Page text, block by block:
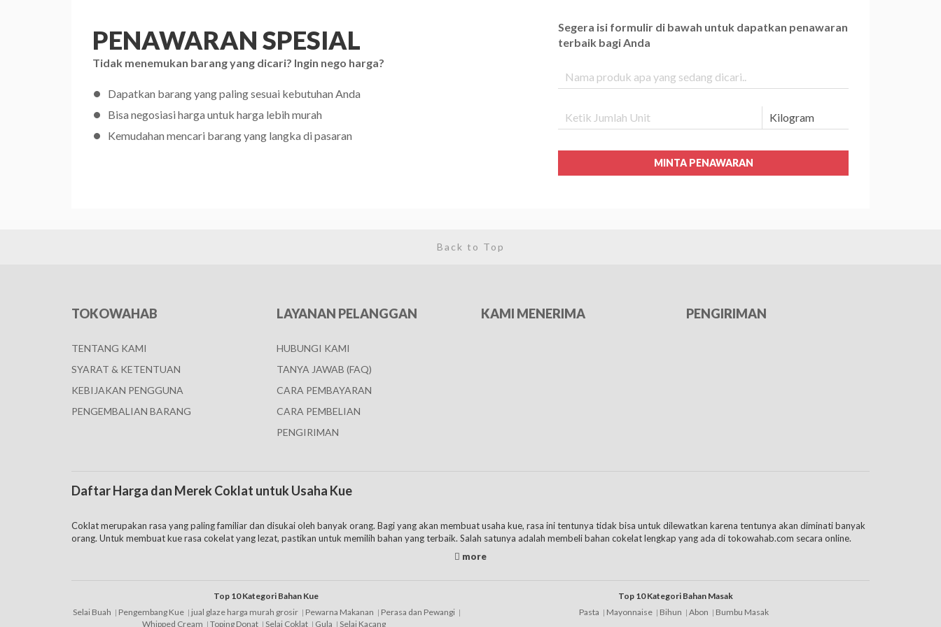
PENAWARAN SPESIAL
Tidak menemukan barang yang dicari? Ingin nego harga?
Dapatkan barang yang paling sesuai kebutuhan Anda
Bisa negosiasi harga untuk harga lebih murah
Kemudahan mencari barang yang langka di pasaran
Segera isi formulir di bawah untuk dapatkan penawaran
terbaik bagi Anda
MINTA PENAWARAN
Back to Top
TOKOWAHAB
TENTANG KAMI
SYARAT & KETENTUAN
KEBIJAKAN PENGGUNA
PENGEMBALIAN BARANG
LAYANAN PELANGGAN
HUBUNGI KAMI
TANYA JAWAB (FAQ)
CARA PEMBAYARAN
CARA PEMBELIAN
PENGIRIMAN
KAMI MENERIMA PENGIRIMAN
Daftar Harga dan Merek Coklat untuk Usaha Kue
Coklat merupakan rasa yang paling familiar dan disukai oleh banyak orang. Bagi yang akan membuat usaha kue, rasa ini tentunya tidak bisa untuk dilewatkan karena tentunya akan diminati banyak
orang. Untuk membuat kue rasa cokelat yang lezat, pastikan untuk memilih bahan yang terbaik. Salah satunya adalah membeli bahan cokelat lengkap yang ada di tokowahab.com secara online.
Toko tersebut menawarkan berbagai bahan kue termasuk coklat dengan harga coklat yang beragam. Dengan daftar harga coklat beragam tersebut bisa menyesuaikan budget belanja bahan
Ketika membeli coklat di Toko Wahab, pertimbangan penting yang bisa digunakan adalah dari jenis coklat yang sesuai kebutuhan. Berbagai jenis yang dapat dipilih adalah:
Top 10 Kategori Bahan Kue
Selai Buah
Pengembang Kue jual glaze harga murah grosir Pewarna Makanan
Perasa dan Pewangi
Whipped Cream
Toping Donat Selai Coklat Gula Selai Kacang
Top 10 Kategori Bahan Masak
Pasta
Mayonnaise Bihun Abon
Bumbu Masak